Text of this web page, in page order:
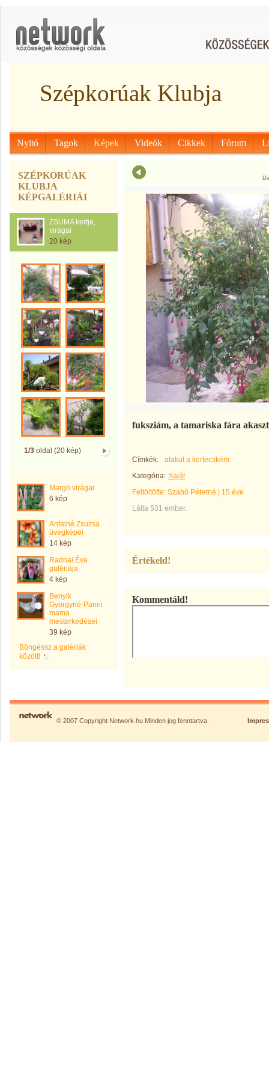
Szépkorúak Klubja
Nyitó Tagok Képek Videók Cikkek Fórum
SZÉPKORÚAK
KLUBJA
KÉPGALÉRIÁI
ZSUMA kertje,
virágai
20 kép
1/3oldal (20 kép)
Margó virágai
6 kép
Antalné Zsuzsa
üvegképei
14 kép
Radnai Éva
galériája
4 kép
Benyik
Györgyné-Panni
mama
mesterkedései
39 kép
Böngéssz a galériák
között!
fuksziám, a tamariska fára
Címkék:
alakul a kertecském
Kategória: Saját
Feltöltötte: Szabó Péterné
15 éve
Látta 531 ember.
Értékeld!
Kommentáld!
© 2007 Copyright Network.hu Minden jog fenntartva.